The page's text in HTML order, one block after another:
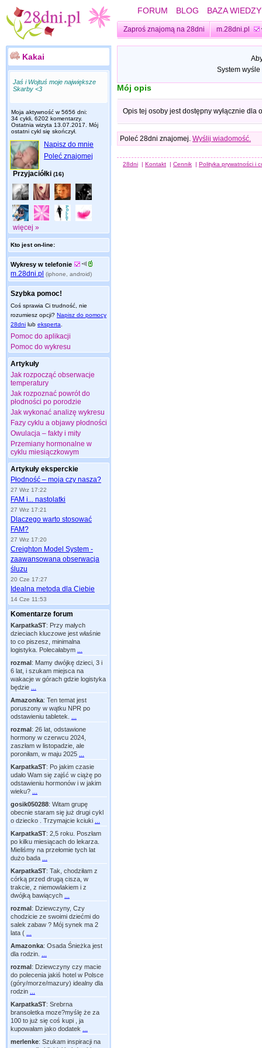
FORUM BLOG BAZA WIEDZY
Zaproś znajomą na 28dni m.28dni.pl
Kakai
Jaś i Wojtuś moje największe
Skarby <3
Moja aktywność w 5656 dni:
34 cykli, 6202 komentarzy.
Ostatnia wizyta 13.07.2017 . Mój
ostatni cykl się skończył.
Napisz do mnie
Poleć znajomej
Przyjaciółki (16)
więcej »
Kto jest on-line:
Wykresy w telefonie
m.28dni.pl (iphone, android)
Szybka pomoc!
Coś sprawia Ci trudność, nie
rozumiesz opcji? Napisz do pomocy
28dni lub eksperta
Pomoc do aplikacji
Pomoc do wykresu
Artykuły
Jak rozpocząć obserwacje
temperatury
Jak rozpoznać powrót do
płodności po porodzie
Jak wykonać analizę wykresu
Fazy cyklu a objawy płodności
Owulacja – fakty i mity
Przemiany hormonalne w
cyklu miesiączkowym
Artykuły eksperckie
Płodność – moja czy nasza?
27 Wrz 17:22
FAM i... nastolatki
27 Wrz 17:21
Dlaczego warto stosować
FAM?
27 Wrz 17:20
Creighton Model System -
zaawansowana obserwacja
śluzu
20 Cze 17:27
Idealna metoda dla Ciebie
14 Cze 11:53
Komentarze forum
KarpatkaST: Przy małych
dzieciach kluczowe jest właśnie
to co piszesz, minimalna
logistyka. Polecałabym
rozmal: Mamy dwójkę dzieci, 3 i
6 lat, i szukam miejsca na
wakacje w górach gdzie logistyka
będzie
Amazonka: Ten temat jest
poruszony w wątku NPR po
odstawieniu tabletek.
rozmal: 26 lat, odstawione
hormony w czerwcu 2024,
zaszłam w listopadzie, ale
poroniłam, w maju 2025
KarpatkaST: Po jakim czasie
udało Wam się zajść w ciążę po
odstawieniu hormonów i w jakim
wieku?
gosik050288: Witam grupę
obecnie staram się już drugi cykl
o dziecko . Trzymajcie kciuki
KarpatkaST: 2,5 roku. Poszłam
po kilku miesiącach do lekarza.
Mieliśmy na przełomie tych lat
dużo bada
KarpatkaST: Tak, chodziłam z
córką przed drugą cisza, w
trakcie, z niemowlakiem i z
dwójką bawiących
rozmal: Dziewczyny, Czy
chodzicie ze swoimi dziećmi do
salek zabaw ? Mój synek ma 2
lata (
Amazonka: Osada Śnieżka jest
dla rodzin.
rozmal: Dziewczyny czy macie
do polecenia jakiś hotel w Polsce
(góry/morze/mazury) idealny dla
rodzin
KarpatkaST: Srebrna
bransoletka moze?myślę że za
100 to już się coś kupi , ja
kupowałam jako dodatek
merlenke: Szukam inspiracji na
System
Mój opis
Opis tej osoby jest dostępny wyłącznie dla
Poleć 28dni znajomej. Wyślij wiadomość.
28dni | Kontakt | Cennik | Polityka prywatności i